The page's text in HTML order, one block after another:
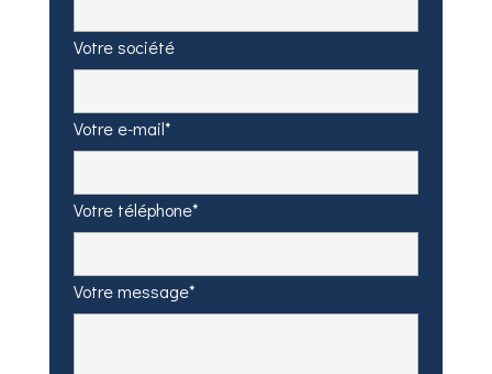
Votre société
Votre e-mail*
Votre téléphone*
Votre message*